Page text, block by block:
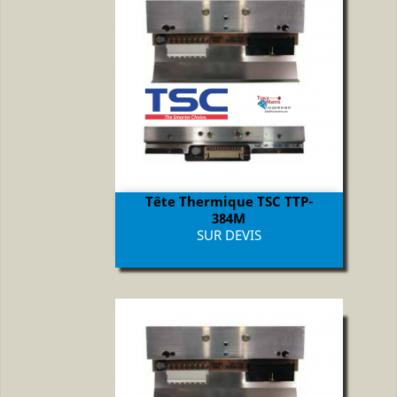
Tête Thermique TSC TTP-
384M
Prix
SUR DEVIS